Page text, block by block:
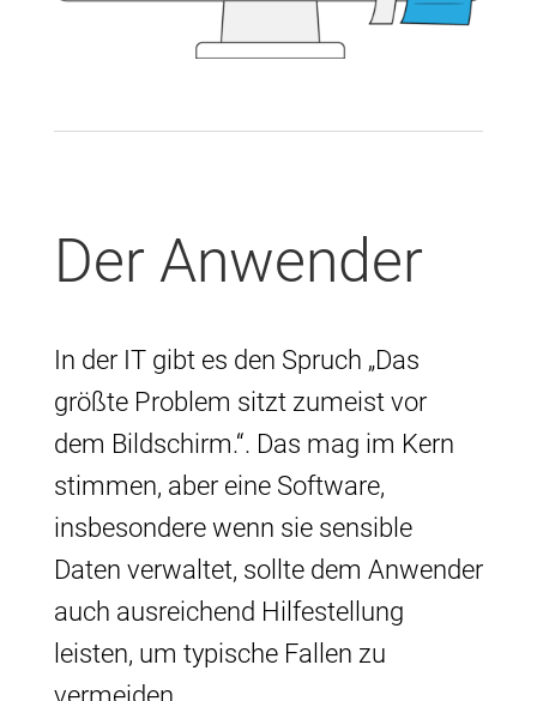
Der Anwender
In der IT gibt es den Spruch „Das
größte Problem sitzt zumeist vor
dem Bildschirm.“. Das mag im Kern
stimmen, aber eine Software,
insbesondere wenn sie sensible
Daten verwaltet, sollte dem Anwender
auch ausreichend Hilfestellung
leisten, um typische Fallen zu